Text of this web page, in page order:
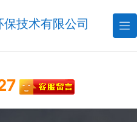
技术有限公司 